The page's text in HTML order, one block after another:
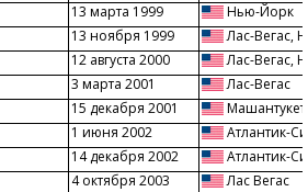
13 марта 1999 Нью-Йорк
13 ноября 1999 Лас-Вегас,
12 августа 2000 Лас-Вегас,
3 марта 2001 Лас-Вегас
15 декабря 2001
1 июня 2002 Атлантик-
14 декабря 2002 Атлантик-
4 октября 2003 Лас Вегас